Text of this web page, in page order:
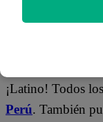
https://
¡Latino! Todos
Perú. También